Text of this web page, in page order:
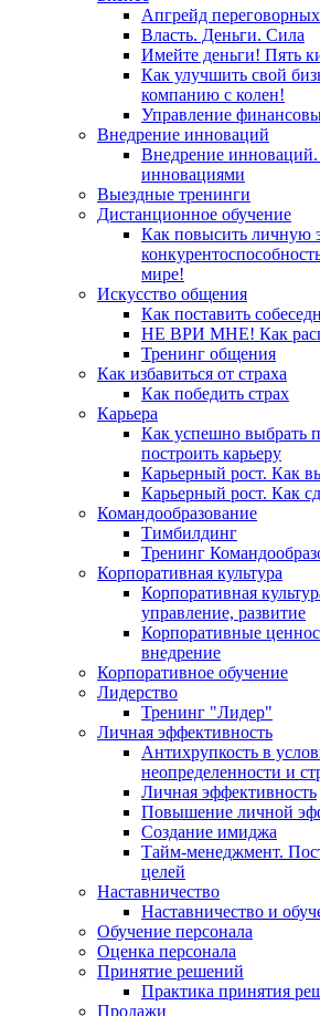
Апгрейд
Власть. Деньги. Сила
Имейте деньги! Пять
Как улучшить свой
компанию с колен!
Управление
Внедрение инноваций
Внедрение
инновациями
Выездные тренинги
Дистанционное обучение
Как повысить личную
мире!
Искусство общения
Как поставить
НЕ ВРИ МНЕ! Как
Тренинг общения
Как избавиться от страха
Как победить страх
Карьера
Как успешно выбрать
построить карьеру
Карьерный рост. Как
Карьерный рост. Как
Командообразование
Тимбилдинг
Тренинг
Корпоративная культура
Корпоративная
управление, развитие
Корпоративные
внедрение
Корпоративное обучение
Лидерство
Тренинг "Лидер"
Личная эффективность
Антихрупкость в
неопределенности и
Личная эффективность
Повышение личной
Создание имиджа
Тайм-менеджмент.
целей
Наставничество
Наставничество и
Обучение персонала
Оценка персонала
Принятие решений
Практика принятия
Продажи